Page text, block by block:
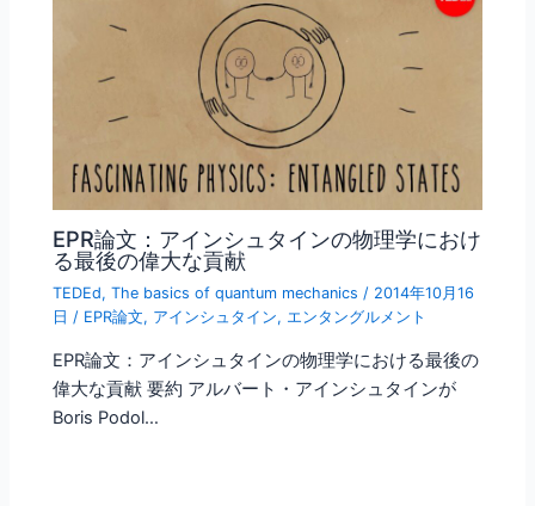
EPR論文：アインシュタインの物理学におけ
る最後の偉大な貢献
TEDEd,The basics of quantum mechanics / 2014年10月16
日 / EPR論文, アインシュタイン, エンタングルメント
EPR論文：アインシュタインの物理学における最後の
偉大な貢献 要約 アルバート・アインシュタインが
Boris Podol…